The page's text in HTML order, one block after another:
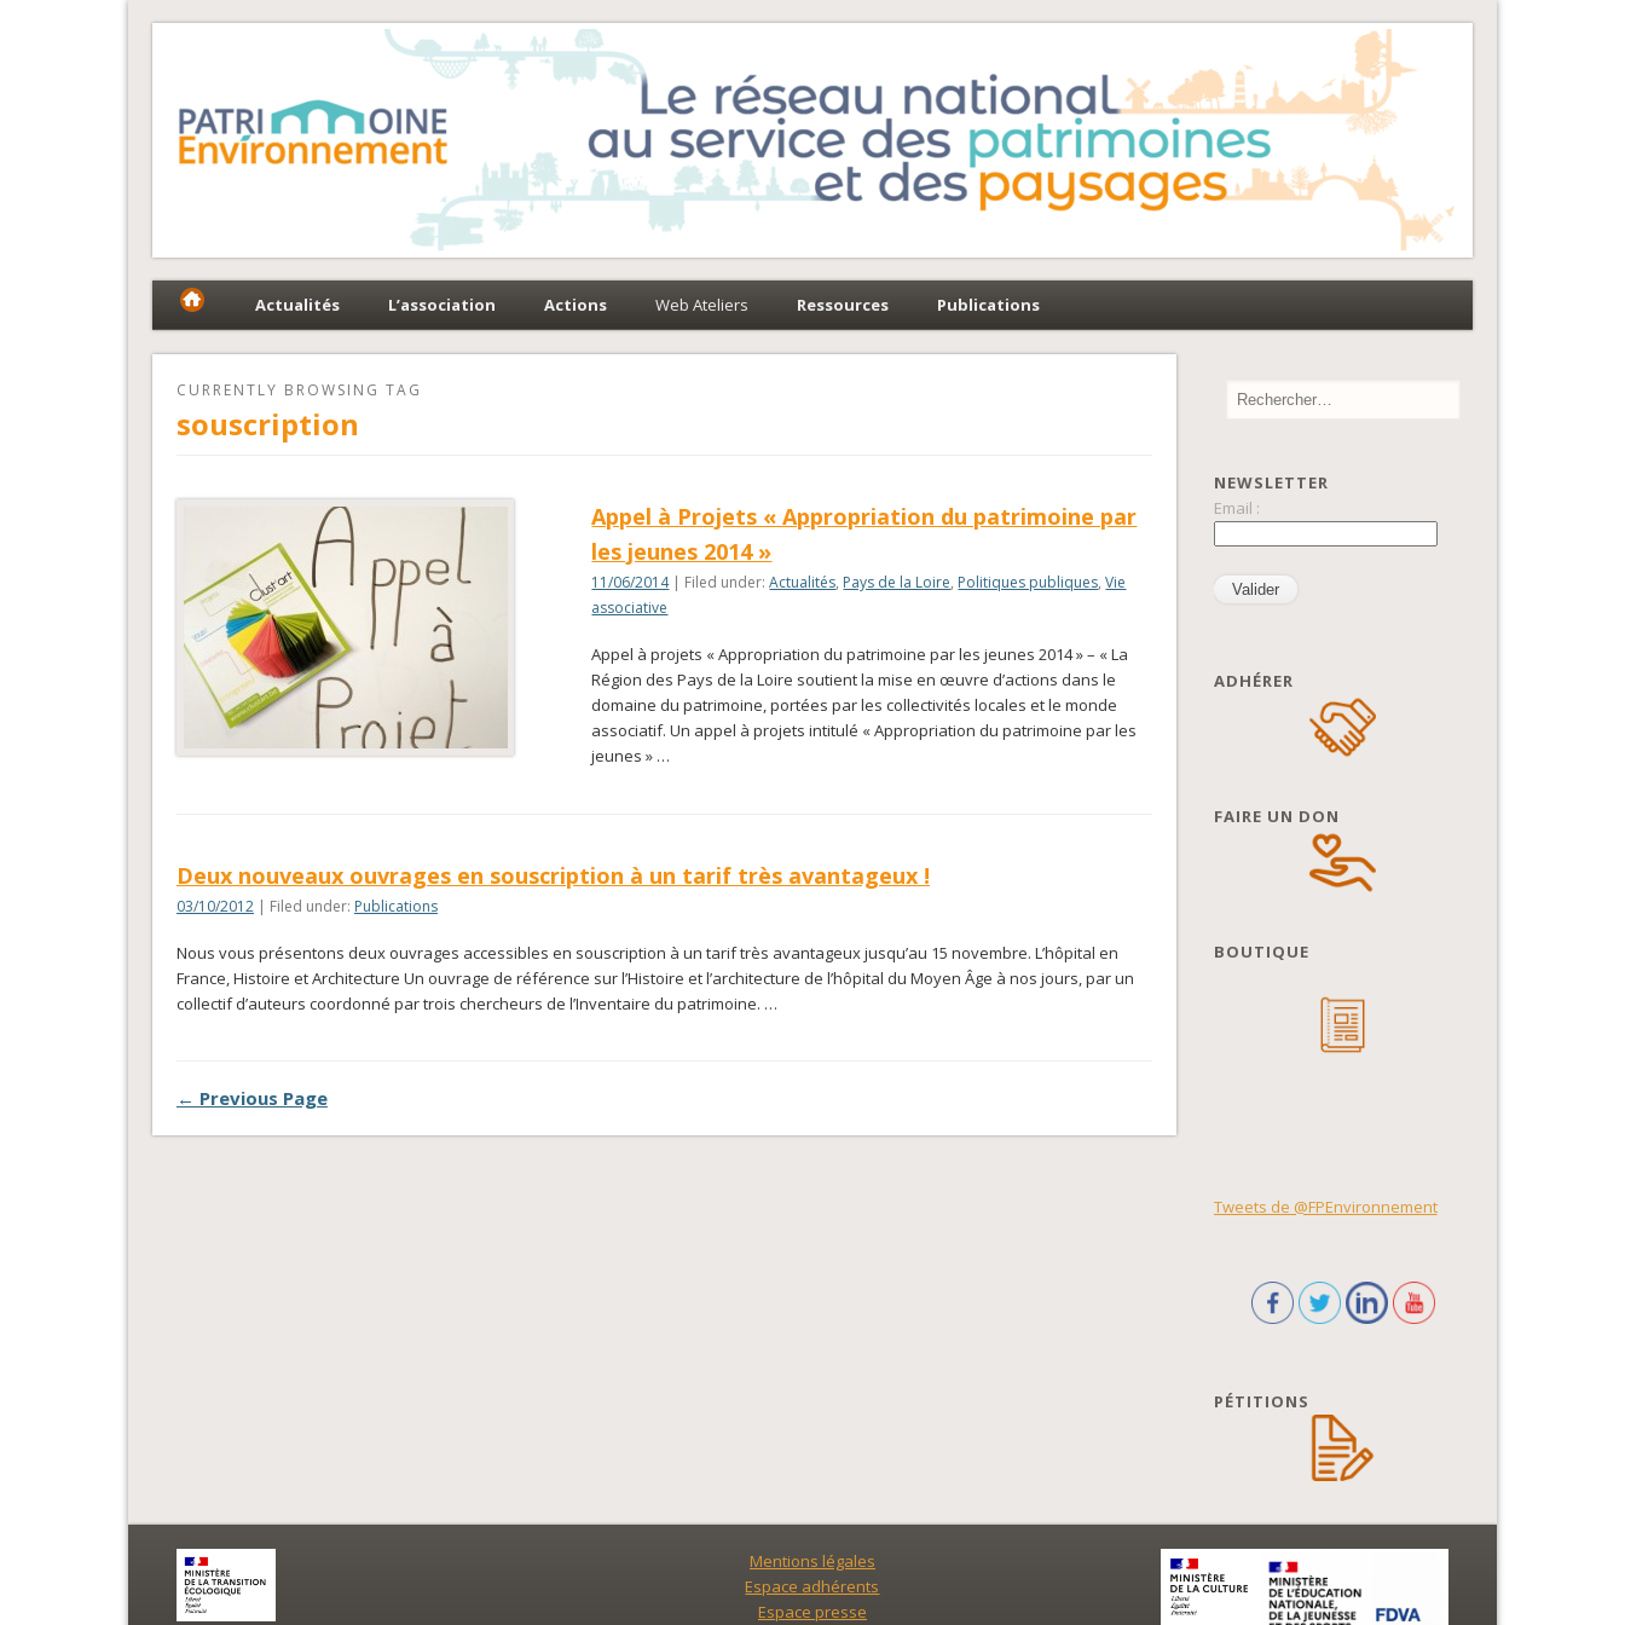
Fédération Patrimoine-Environnement
Actualités L’association Actions Web Ateliers Ressources Publications
CURRENTLY BROWSING TAG
souscription
Appel à Projets « Appropriation du patrimoine par
les jeunes 2014 »
11/06/2014| Filed under:Actualités, Pays de la Loire, Politiques publiques,Vie
associative
Appel à projets « Appropriation du patrimoine par les jeunes 2014 » – « La
Région des Pays de la Loire soutient la mise en œuvre d’actions dans le
domaine du patrimoine, portées par les collectivités locales et le monde
associatif. Un appel à projets intitulé « Appropriation du patrimoine par les
jeunes » …
Deux nouveaux ouvrages en souscription à un tarif très avantageux !
03/10/2012| Filed under: Publications
Nous vous présentons deux ouvrages accessibles en souscription à un tarif très avantageux jusqu’au 15 novembre. L’hôpital en
France, Histoire et Architecture Un ouvrage de référence sur l’Histoire et l’architecture de l’hôpital du Moyen Âge à nos jours, par un
collectif d’auteurs coordonné par trois chercheurs de l’Inventaire du patrimoine. …
← Previous Page
NEWSLETTER
Email :
ADHÉRER
FAIRE UN DON
BOUTIQUE
Tweets de @FPEnvironnement
PÉTITIONS
Mentions légales
Espace adhérents
Espace presse